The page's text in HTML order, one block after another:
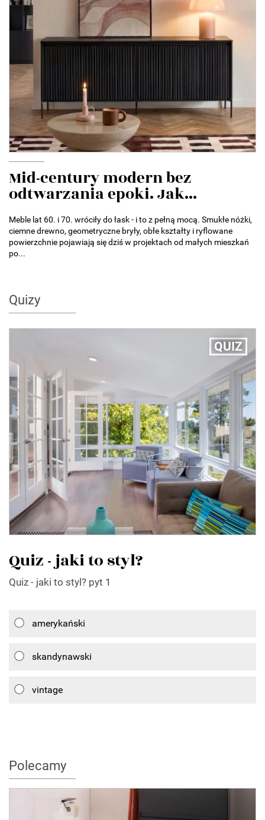
Mid-century modern bez
odtwarzania epoki. Jak...
Meble lat 60. i 70. wróciły do łask - i to z pełną mocą. Smukłe nóżki,
ciemne drewno, geometryczne bryły, obłe kształty i ryflowane
powierzchnie pojawiają się dziś w projektach od małych mieszkań
po...
Quizy
QUIZ
Quiz - jaki to styl?
Quiz - jaki to styl? pyt 1
amerykański
skandynawski
vintage
Polecamy